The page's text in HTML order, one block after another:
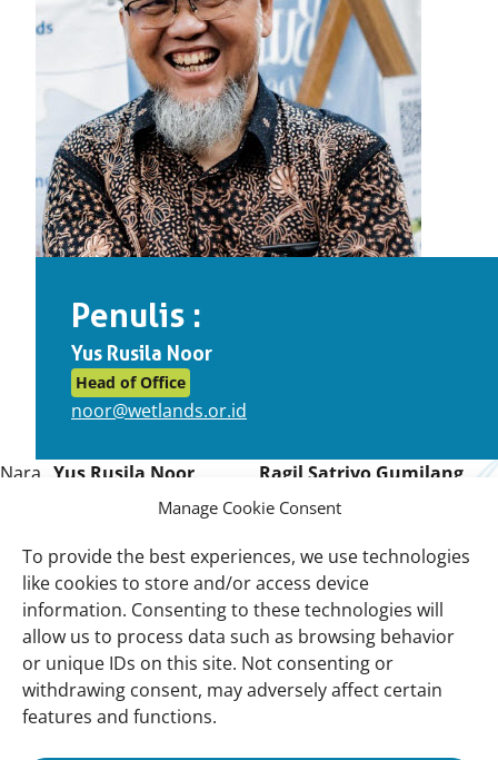
Manage Cookie Consent
To provide the best experiences, we use technologies
like cookies to store and/or access device
information. Consenting to these technologies will
allow us to process data such as browsing behavior
or unique IDs on this site. Not consenting or
withdrawing consent, may adversely affect certain
features and functions.
Penulis :
Yus Rusila Noor
Head of Office
noor@wetlands.or.id
Nara Yus Rusila Noor
noor@wetlands.or.id
08128289379
Ragil Satriyo Gumilang
Policy Officer
085326647106
Important
links
Menu Utama
Wetlands
Pendekatan kami